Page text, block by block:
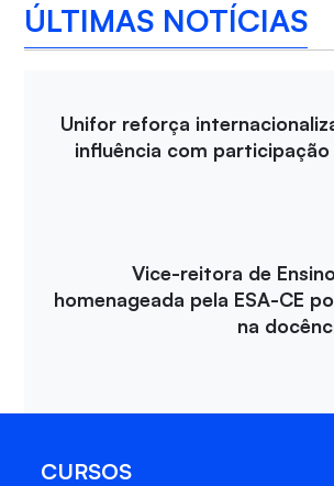
ÚLTIMAS NOTÍCIAS
Unifor reforça
influência com
Vice-reitora de
homenageada pela ESA-CE
na
CURSOS